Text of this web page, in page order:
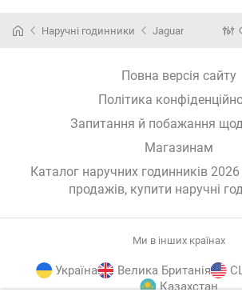
Наручні годинники Jaguar
Повна версія сайту
Політика
Запитання й побажання
Магазинам
Каталог наручних годинників 2026
продажів, купити наручні
Ми в інших країнах
Україна Велика Британія
Казахстан